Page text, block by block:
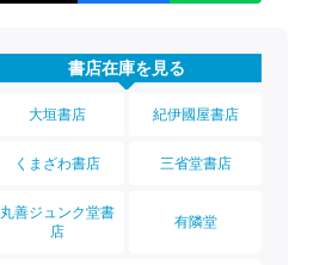
書店在庫を見る
大垣書店 紀伊國屋書店
くまざわ書店 三省堂書店
丸善ジュンク堂書
店
有隣堂